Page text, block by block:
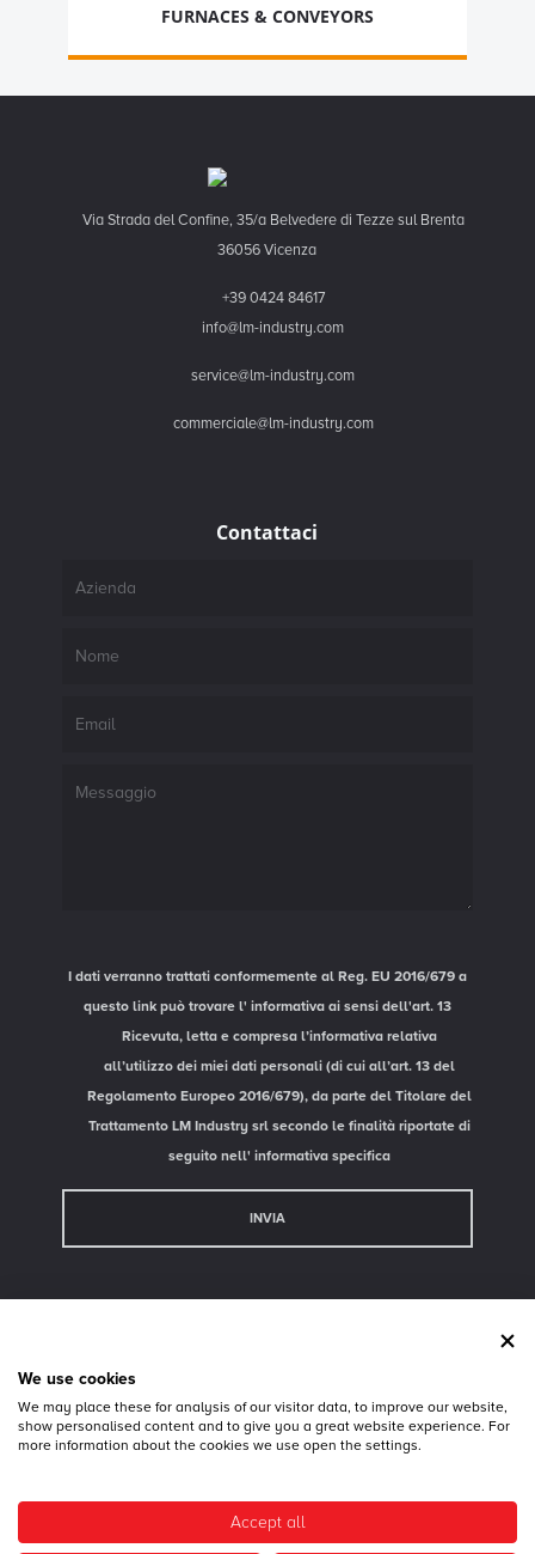
FURNACES & CONVEYORS
Via Strada del Confine, 35/a Belvedere di Tezze sul Brenta
36056 Vicenza
+39 0424 84617
info@lm-industry.com
service@lm-industry.com
commerciale@lm-industry.com
Contattaci
I dati verranno trattati conformemente al Reg. EU 2016/679 a
questo link può trovare l' informativa ai sensi dell'art. 13
Ricevuta, letta e compresa l’informativa relativa
all’utilizzo dei miei dati personali (di cui all’art. 13 del
Regolamento Europeo 2016/679), da parte del Titolare del
Trattamento LM Industry srl secondo le finalità riportate di
seguito nell' informativa specifica
© 2026 LM Industry srl - P.IVA 02739500243 - 36056 Belvedere di Tezze sul Brenta - VI -
Cookie Policy
We use cookies
We may place these for analysis of our visitor data, to improve our website,
show personalised content and to give you a great website experience. For
more information about the cookies we use open the settings.
Accept all